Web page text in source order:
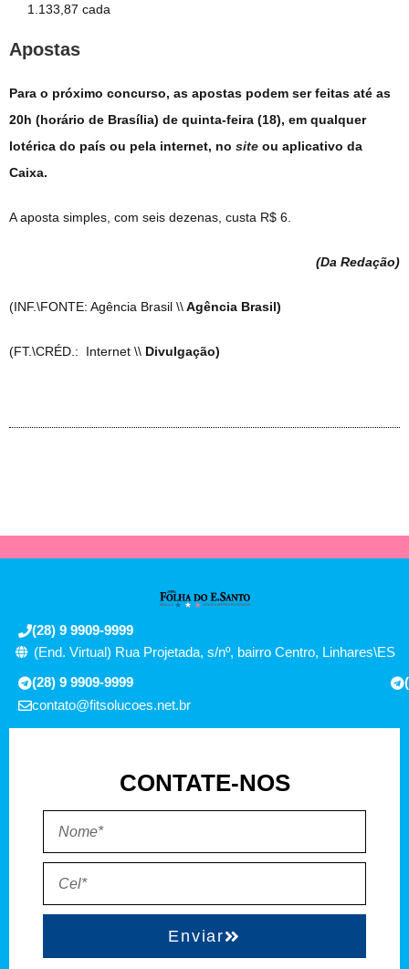
1.133,87 cada
Apostas
Para o próximo concurso, as apostas podem ser feitas até as
20h (horário de Brasília) de quinta-feira (18), em qualquer
lotérica do país ou pela internet, no site ou aplicativo da
Caixa.
A aposta simples, com seis dezenas, custa R$ 6.
(Da Redação)
(INF.\FONTE: Agência Brasil \\Agência Brasil)
(FT.\CRÉD.: Internet \\ Divulgação)
(28) 9 9909-9999
(End. Virtual) Rua Projetada, s/nº, bairro Centro, Linhares\ES
(28) 9 9909-9999
contato@fitsolucoes.net.br
CONTATE-NOS
Enviar